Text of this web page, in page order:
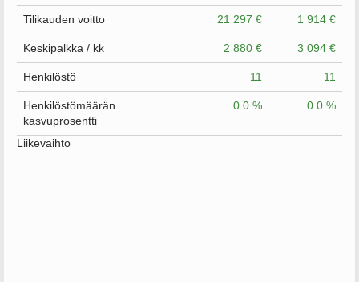
Tilikauden voitto 21 297 € 1 914 €
Keskipalkka / kk 2 880 € 3 094 €
Henkilöstö 11 11
Henkilöstömäärän
kasvuprosentti
0.0 % 0.0 %
Liikevaihto